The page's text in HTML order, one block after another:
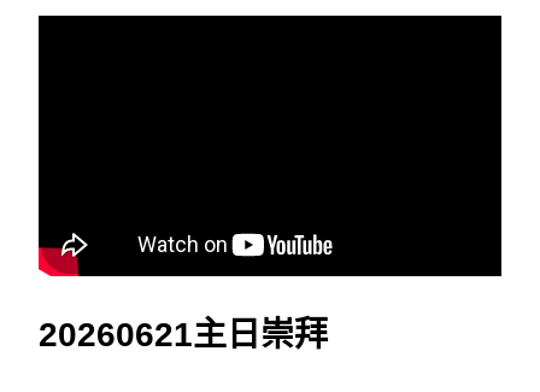
20260621主日崇拜